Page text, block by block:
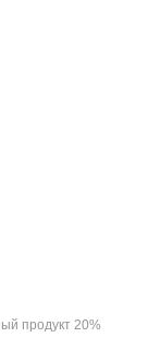
продукт 20%